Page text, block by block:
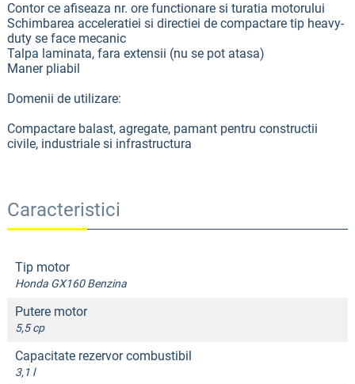
Contor ce afiseaza nr. ore functionare si turatia motorului
Schimbarea acceleratiei si directiei de compactare tip heavy-
duty se face mecanic
Talpa laminata, fara extensii (nu se pot atasa)
Maner pliabil
Domenii de utilizare:
Compactare balast, agregate, pamant pentru constructii
civile, industriale si infrastructura
Caracteristici
Tip motor
Honda GX160 Benzina
Putere motor
5,5 cp
Capacitate rezervor combustibil
3,1 l